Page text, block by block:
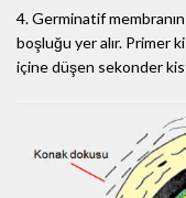
4. Germinatif
boşluğu yer alır. Primer
içine düşen sekonder